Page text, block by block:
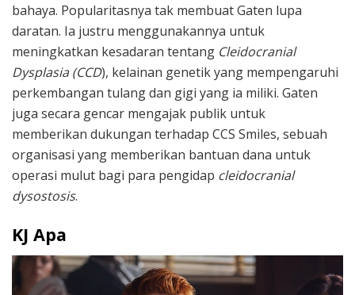
bahaya. Popularitasnya tak membuat Gaten lupa
daratan. Ia justru menggunakannya untuk
meningkatkan kesadaran tentang Cleidocranial
Dysplasia (CCD), kelainan genetik yang mempengaruhi
perkembangan tulang dan gigi yang ia miliki. Gaten
juga secara gencar mengajak publik untuk
memberikan dukungan terhadap CCS Smiles, sebuah
organisasi yang memberikan bantuan dana untuk
operasi mulut bagi para pengidap cleidocranial
dysostosis.
KJ Apa